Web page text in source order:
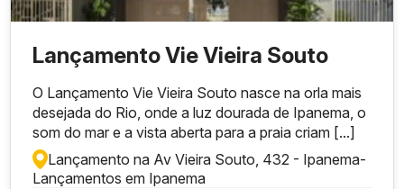
Lançamento Vie Vieira Souto
O Lançamento Vie Vieira Souto nasce na orla mais
desejada do Rio, onde a luz dourada de Ipanema, o
som do mar e a vista aberta para a praia criam [...]
Lançamento na Av Vieira Souto, 432 - Ipanema-
Lançamentos em Ipanema